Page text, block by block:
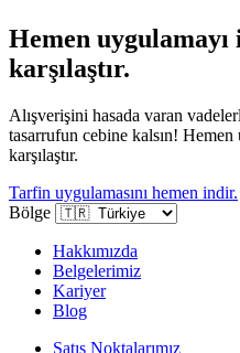
Hemen
karşılaştır.
Alışverişini hasada varan
tasarrufun cebine kalsın!
karşılaştır.
Tarfin uygulamasını hemen indir.
Bölge
Hakkımızda
Belgelerimiz
Kariyer
Blog
Satış Noktalarımız